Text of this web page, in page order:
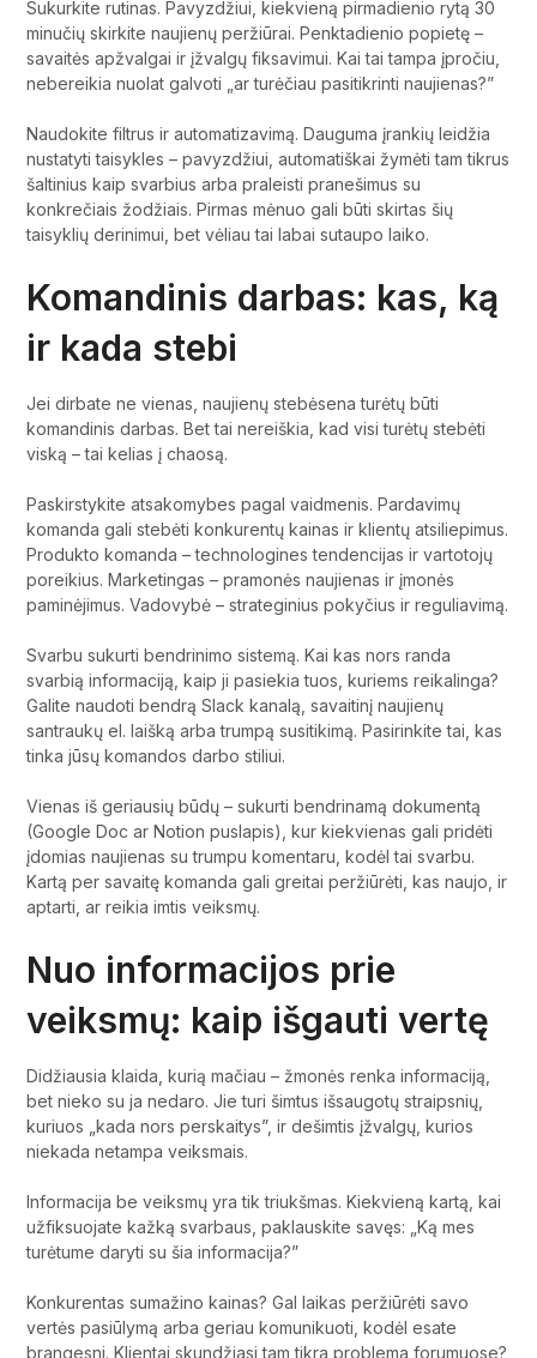
Sukurkite rutinas. Pavyzdžiui, kiekvieną pirmadienio rytą 30
minučių skirkite naujienų peržiūrai. Penktadienio popietę –
savaitės apžvalgai ir įžvalgų fiksavimui. Kai tai tampa įpročiu,
nebereikia nuolat galvoti „ar turėčiau pasitikrinti naujienas?”
Naudokite filtrus ir automatizavimą. Dauguma įrankių leidžia
nustatyti taisykles – pavyzdžiui, automatiškai žymėti tam tikrus
šaltinius kaip svarbius arba praleisti pranešimus su
konkrečiais žodžiais. Pirmas mėnuo gali būti skirtas šių
taisyklių derinimui, bet vėliau tai labai sutaupo laiko.
Komandinis darbas: kas, ką
ir kada stebi
Jei dirbate ne vienas, naujienų stebėsena turėtų būti
komandinis darbas. Bet tai nereiškia, kad visi turėtų stebėti
viską – tai kelias į chaosą.
Paskirstykite atsakomybes pagal vaidmenis. Pardavimų
komanda gali stebėti konkurentų kainas ir klientų atsiliepimus.
Produkto komanda – technologines tendencijas ir vartotojų
poreikius. Marketingas – pramonės naujienas ir įmonės
paminėjimus. Vadovybė – strateginius pokyčius ir reguliavimą.
Svarbu sukurti bendrinimo sistemą. Kai kas nors randa
svarbią informaciją, kaip ji pasiekia tuos, kuriems reikalinga?
Galite naudoti bendrą Slack kanalą, savaitinį naujienų
santraukų el. laišką arba trumpą susitikimą. Pasirinkite tai, kas
tinka jūsų komandos darbo stiliui.
Vienas iš geriausių būdų – sukurti bendrinamą dokumentą
(Google Doc ar Notion puslapis), kur kiekvienas gali pridėti
įdomias naujienas su trumpu komentaru, kodėl tai svarbu.
Kartą per savaitę komanda gali greitai peržiūrėti, kas naujo, ir
aptarti, ar reikia imtis veiksmų.
Nuo informacijos prie
veiksmų: kaip išgauti vertę
Didžiausia klaida, kurią mačiau – žmonės renka informaciją,
bet nieko su ja nedaro. Jie turi šimtus išsaugotų straipsnių,
kuriuos „kada nors perskaitys”, ir dešimtis įžvalgų, kurios
niekada netampa veiksmais.
Informacija be veiksmų yra tik triukšmas. Kiekvieną kartą, kai
užfiksuojate kažką svarbaus, paklauskite savęs: „Ką mes
turėtume daryti su šia informacija?”
Konkurentas sumažino kainas? Gal laikas peržiūrėti savo
vertės pasiūlymą arba geriau komunikuoti, kodėl esate
brangesni. Klientai skundžiasi tam tikra problema forumuose?